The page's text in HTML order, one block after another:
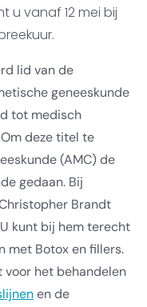
u vanaf 12 mei bij
lid van de
geneeskunde
tot medisch
deze titel te
(AMC) de
gedaan. Bij
Brandt
kunt bij hem terecht
met Botox en fillers.
het behandelen
en de